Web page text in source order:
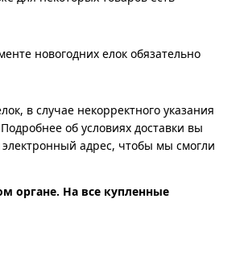
новогодних елок обязательно
в случае некорректного указания
об условиях доставки вы
адрес, чтобы мы смогли
органе. На все купленные